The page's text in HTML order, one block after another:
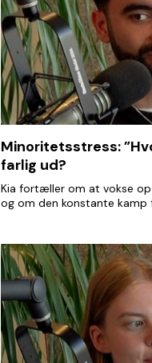
Minoritetsstress:
farlig ud?
Kia fortæller om at vokse
og om den konstante kamp